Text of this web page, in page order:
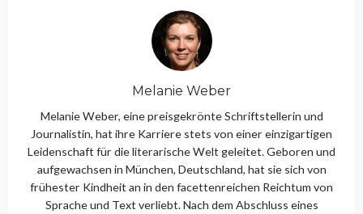
Melanie Weber
Melanie Weber, eine preisgekrönte Schriftstellerin und
Journalistin, hat ihre Karriere stets von einer einzigartigen
Leidenschaft für die literarische Welt geleitet. Geboren und
aufgewachsen in München, Deutschland, hat sie sich von
frühester Kindheit an in den facettenreichen Reichtum von
Sprache und Text verliebt. Nach dem Abschluss eines